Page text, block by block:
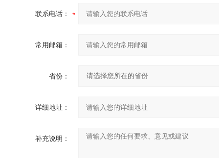
联系电话：
常用邮箱：
省份：
详细地址：
补充说明：